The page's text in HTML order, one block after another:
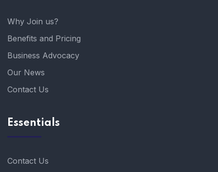
Why Join us?
Benefits and Pricing
Business Advocacy
Our News
Contact Us
Essentials
Contact Us